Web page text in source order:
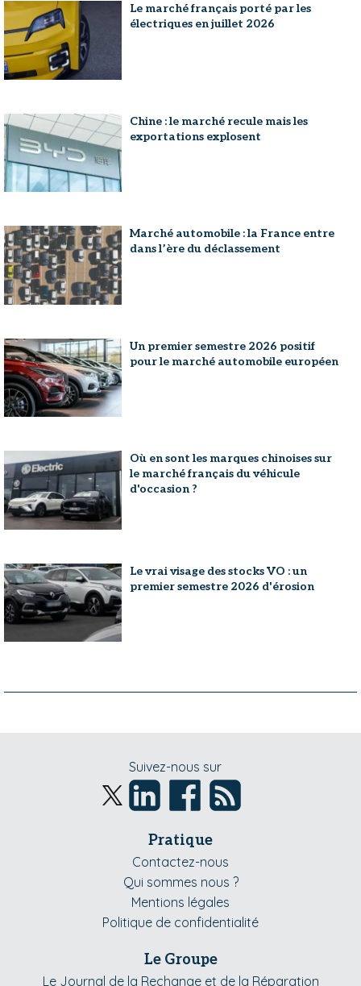
Le marché français porté par les
électriques en juillet 2026
Chine : le marché recule mais les
exportations explosent
Marché automobile : la France entre
dans l’ère du déclassement
Un premier semestre 2026 positif
pour le marché automobile européen
Où en sont les marques chinoises sur
le marché français du véhicule
d'occasion ?
Le vrai visage des stocks VO : un
premier semestre 2026 d'érosion
Suivez-nous sur
Pratique
Contactez-nous
Qui sommes nous ?
Mentions légales
Politique de confidentialité
Le Groupe
Le Journal de la Rechange et de la Réparation